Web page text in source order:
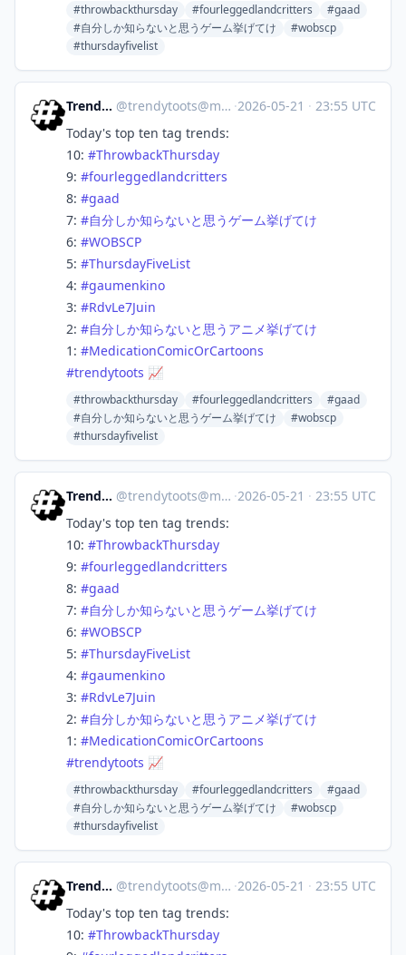
#throwbackthursday #fourleggedlandcritters
#gaad
#自分しか知らないと思うゲーム挙げてけ
#wobscp
#thursdayfivelist
Trendy Toots @trendytoots@mastodon.social ·2026-05-21 · 23:55 UTC
Today's top ten tag trends:
10: #ThrowbackThursday
9: #fourleggedlandcritters
8: #gaad
7: #自分しか知らないと思うゲーム挙げてけ
6: #WOBSCP
5: #ThursdayFiveList
4: #gaumenkino
3: #RdvLe7Juin
2: #自分しか知らないと思うアニメ挙げてけ
1: #MedicationComicOrCartoons
#trendytoots 📈
#throwbackthursday #fourleggedlandcritters
#gaad
#自分しか知らないと思うゲーム挙げてけ
#wobscp
#thursdayfivelist
Trendy Toots @trendytoots@mastodon.social ·2026-05-21 · 23:55 UTC
Today's top ten tag trends:
10: #ThrowbackThursday
9: #fourleggedlandcritters
8: #gaad
7: #自分しか知らないと思うゲーム挙げてけ
6: #WOBSCP
5: #ThursdayFiveList
4: #gaumenkino
3: #RdvLe7Juin
2: #自分しか知らないと思うアニメ挙げてけ
1: #MedicationComicOrCartoons
#trendytoots 📈
#throwbackthursday #fourleggedlandcritters
#gaad
#自分しか知らないと思うゲーム挙げてけ
#wobscp
#thursdayfivelist
Trendy Toots @trendytoots@mastodon.social ·2026-05-21 · 23:55 UTC
Today's top ten tag trends:
10: #ThrowbackThursday